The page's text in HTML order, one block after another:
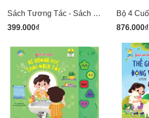
Sách Tương Tác - Sách Âm Thanh 30 nút bấm - Bé Học Nói
399.000₫
876.000₫